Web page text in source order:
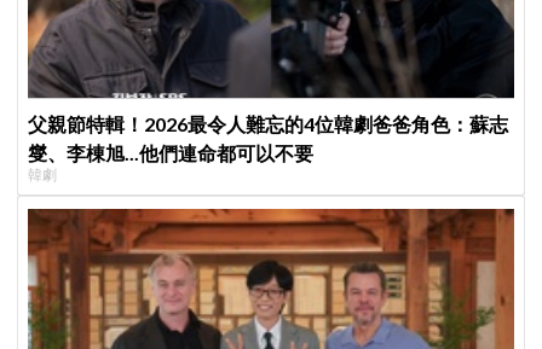
父親節特輯！2026最令人難忘的4位韓劇爸爸角色：蘇志
燮、李棟旭...他們連命都可以不要
韓劇